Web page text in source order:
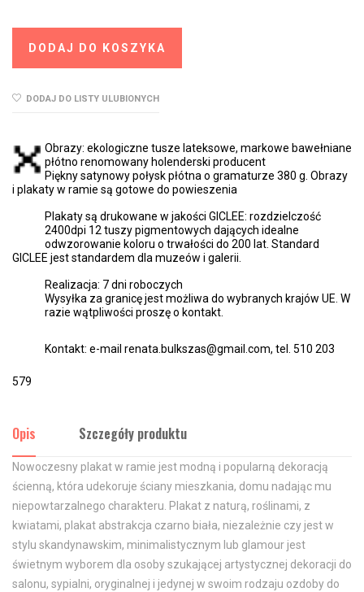
DODAJ DO KOSZYKA
DODAJ DO LISTY ULUBIONYCH
Obrazy: ekologiczne tusze lateksowe, markowe bawełniane
płótno renomowany holenderski producent
Piękny satynowy połysk płótna o gramaturze 380 g. Obrazy
i plakaty w ramie są gotowe do powieszenia
Plakaty są drukowane w jakości GICLEE: rozdzielczość
2400dpi 12 tuszy pigmentowych dających idealne
odwzorowanie koloru o trwałości do 200 lat. Standard
GICLEE jest standardem dla muzeów i galerii.
Realizacja: 7 dni roboczych
Wysyłka za granicę jest możliwa do wybranych krajów UE. W
razie wątpliwości proszę o kontakt.
Kontakt: e-mail renata.bulkszas@gmail.com, tel. 510 203
579
Opis Szczegóły produktu
Nowoczesny plakat w ramie jest modną i popularną dekoracją
ścienną, która udekoruje ściany mieszkania, domu nadając mu
niepowtarzalnego charakteru. Plakat z naturą, roślinami, z
kwiatami, plakat abstrakcja czarno biała, niezależnie czy jest w
stylu skandynawskim, minimalistycznym lub glamour jest
świetnym wyborem dla osoby szukającej artystycznej dekoracji do
salonu, sypialni, oryginalnej i jedynej w swoim rodzaju ozdoby do